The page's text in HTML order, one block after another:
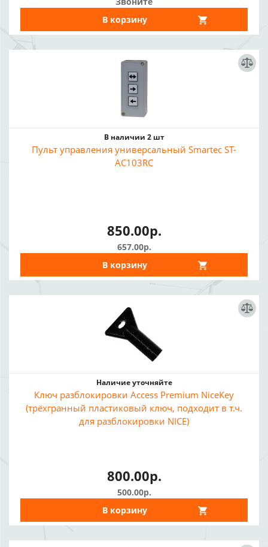
В корзину
В наличии 2 шт
Пульт управления универсальный Smartec ST-
AC103RC
850.00р.
657.00р.
В корзину
Наличие уточняйте
Ключ разблокировки Access Premium NiceKey
(трёхгранный пластиковый ключ, подходит в т.ч.
для разблокировки NICE)
800.00р.
500.00р.
В корзину